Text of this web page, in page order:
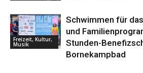
Freizeit, Kultur,
Musik
Schwimmen für
und
Stunden-
Bornekampbad